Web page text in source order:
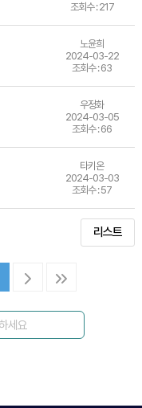
조회수 : 217
노윤희
2024-03-22
조회수 : 63
우정화
2024-03-05
조회수 : 66
타키온
2024-03-03
조회수 : 57
리스트